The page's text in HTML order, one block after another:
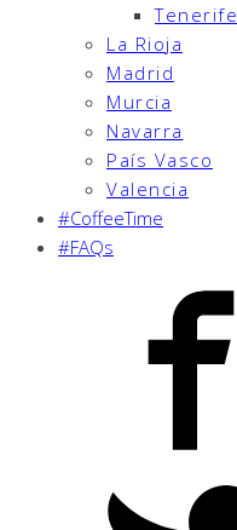
Tenerife
La Rioja
Madrid
Murcia
Navarra
País Vasco
Valencia
#CoffeeTime
#FAQs